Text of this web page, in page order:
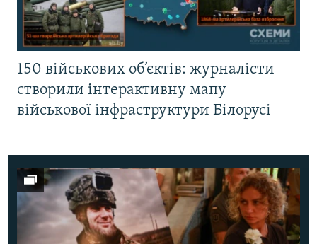
150 військових об’єктів: журналісти
створили інтерактивну мапу
військової інфраструктури Білорусі